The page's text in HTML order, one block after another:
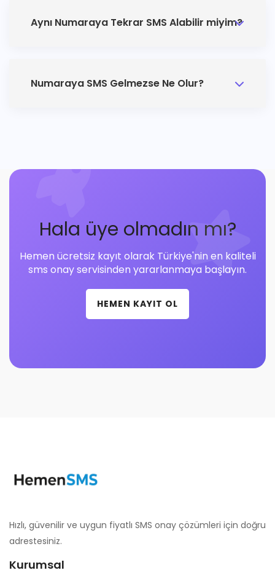
Aynı Numaraya Tekrar SMS Alabilir miyim?
Numaraya SMS Gelmezse Ne Olur?
Hala üye olmadın mı?
Hemen ücretsiz kayıt olarak Türkiye'nin en kaliteli
sms onay servisinden yararlanmaya başlayın.
HEMEN KAYIT OL
Hızlı, güvenilir ve uygun fiyatlı SMS onay çözümleri için doğru
adrestesiniz.
Kurumsal